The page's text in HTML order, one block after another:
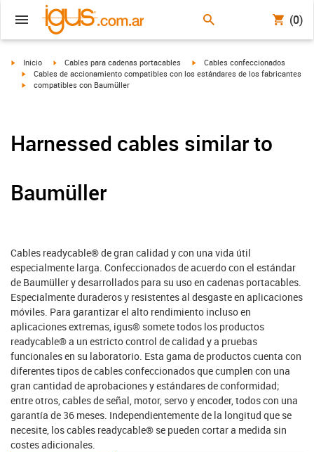
(0)
igus-icon-arrow-right
Inicio igus-icon-arrow-right
Cables para cadenas portacables igus-icon-arrow-right
Cables confeccionados
igus-icon-arrow-right
Cables de accionamiento compatibles con los estándares de los fabricantes
igus-icon-arrow-right
compatibles con Baumüller
Harnessed cables similar to
Baumüller
Cables readycable® de gran calidad y con una vida útil
especialmente larga. Confeccionados de acuerdo con el estándar
de Baumüller y desarrollados para su uso en cadenas portacables.
Especialmente duraderos y resistentes al desgaste en aplicaciones
móviles. Para garantizar el alto rendimiento incluso en
aplicaciones extremas, igus® somete todos los productos
readycable® a un estricto control de calidad y a pruebas
funcionales en su laboratorio. Esta gama de productos cuenta con
diferentes tipos de cables confeccionados que cumplen con una
gran cantidad de aprobaciones y estándares de conformidad;
entre otros, cables de señal, motor, servo y encoder, todos con una
garantía de 36 meses. Independientemente de la longitud que se
necesite, los cables readycable® se pueden cortar a medida sin
costes adicionales.